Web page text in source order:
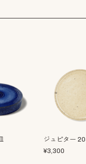
ジュピター
¥3,300